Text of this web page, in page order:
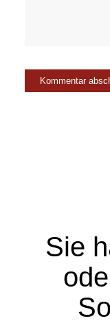
Sie